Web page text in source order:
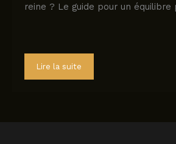
reine ? Le guide pour un équilibre
Lire la suite